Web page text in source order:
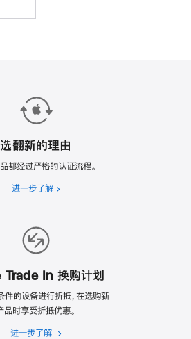
选翻新的理由
都经过严格的认证流程。
进一步了解 选
In 换购计划
件的设备进行折抵，在选购新
品时享受折抵优惠。
进一步了解
Apple